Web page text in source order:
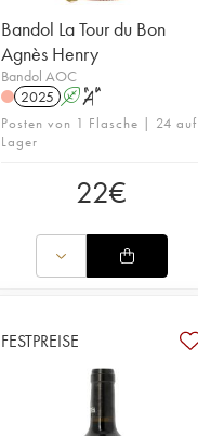
Bandol La Tour du Bon
Agnès Henry
Bandol AOC
2025 A S
Posten von 1 Flasche | 24 auf
Lager
22€
FESTPREISE